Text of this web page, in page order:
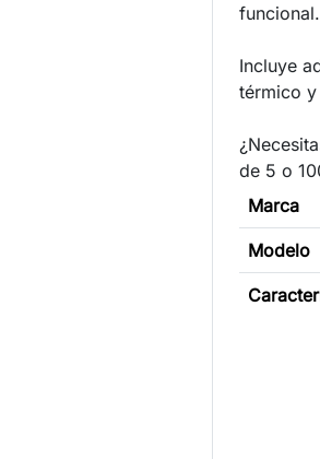
Incluye
térmico y
de 5 o
Marca
Modelo